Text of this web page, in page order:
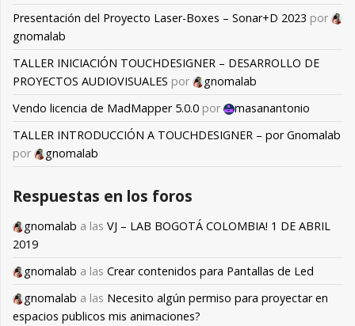
Presentación del Proyecto Laser-Boxes – Sonar+D 2023 por
gnomalab
TALLER INICIACIÓN TOUCHDESIGNER – DESARROLLO DE
PROYECTOS AUDIOVISUALES por
gnomalab
Vendo licencia de MadMapper 5.0.0 por
masanantonio
TALLER INTRODUCCIÓN A TOUCHDESIGNER – por Gnomalab
por
gnomalab
Respuestas en los foros
gnomalab a las VJ – LAB BOGOTÁ COLOMBIA! 1 DE ABRIL
2019
gnomalab a las Crear contenidos para Pantallas de Led
gnomalab a las Necesito algún permiso para proyectar en
espacios publicos mis animaciones?